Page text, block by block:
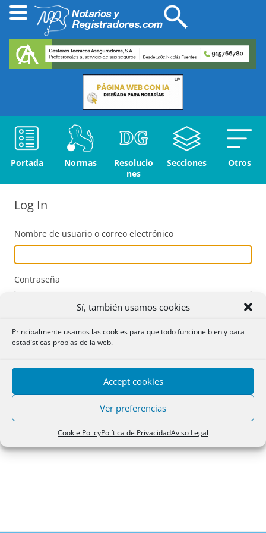
Sí, también usamos cookies
Principalmente usamos las cookies para que todo funcione bien y para
estadísticas propias de la web.
Accept cookies
Ver preferencias
Cookie PolicyPolítica de PrivacidadAviso Legal
Portada Normas
Resolucio
nes
Secciones Otros
Log In
Nombre de usuario o correo electrónico
Contraseña
Acceder
Registro
¿Has olvidado tu contraseña?